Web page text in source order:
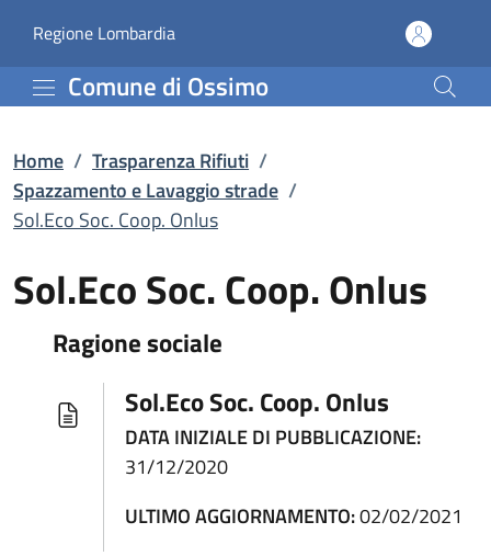
Sol.Eco Soc. Coop.
Regione Lombardia(apre in un'altra scheda).
Comune di Ossimo
Home / Trasparenza Rifiuti /
Spazzamento e Lavaggio strade /
Sol.Eco Soc. Coop. Onlus
Sol.Eco Soc. Coop. Onlus
Ragione sociale
Sol.Eco Soc. Coop. Onlus
DATA INIZIALE DI PUBBLICAZIONE:
31/12/2020
ULTIMO AGGIORNAMENTO:02/02/2021